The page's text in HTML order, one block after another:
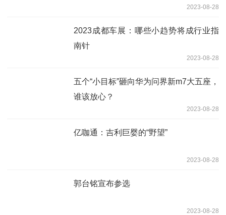
2023-08-28
2023成都车展：哪些小趋势将成行业指
南针
2023-08-28
五个“小目标”砸向华为问界新m7大五座，
谁该放心？
2023-08-28
亿咖通：吉利巨婴的“野望”
2023-08-28
郭台铭宣布参选
2023-08-28